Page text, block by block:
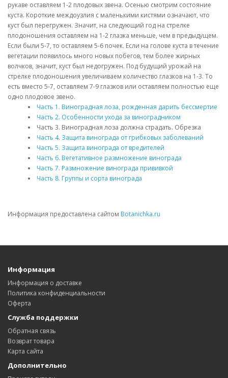
рукаве оставляем 1-2 плодовых звена. Осенью смотрим состояние
куста. Короткие междоузлия с маленькими кистями означают, что
куст был перегружен. Значит, на следующий год на стрелке
плодоношения оставляем на 1-2 глазка меньше, чем в предыдущем.
Если были 5-7, то оставляем 5-6 почек. Если на голове куста в течение
вегетации появилось много новых побегов, тем более жирных
волчков, значит, куст был недогружен. Под будущий урожай на
стрелке плодоношения увеличиваем количество глазков на 1-3. То
есть вместо 5-7, оставляем 7-9 глазков или оставляем полностью еще
одно плодовое звено.
Часть 1. Виноградная лоза, рожденная дарить бессмертие
Часть 2. Особенности ухода за виноградником
Часть 3. Виноградная лоза должна страдать. Обрезка
Часть 4. Защита винограда от грибковых заболеваний
Часть 5. Защита винограда от вредителей
Часть 6. Вегетативное размножение винограда
Часть 7. Размножение винограда прививкой
Часть 8. Группы и сорта винограда
Информация предоставлена сайтом Botanichka.ru
Информация
Информация о доставке
Политика конфиденциальности
Оферта
Служба поддержки
Обратная связь
Возврат товара
Карта сайта
Дополнительно